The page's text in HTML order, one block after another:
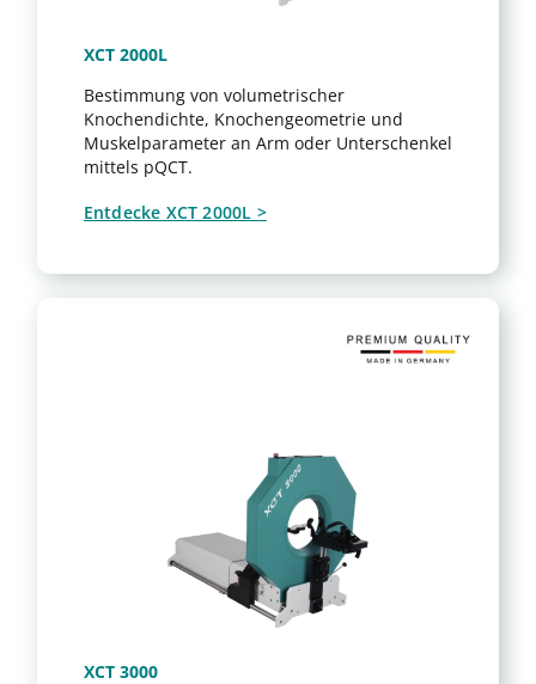
XCT 2000L
Bestimmung von volumetrischer
Knochendichte, Knochengeometrie und
Muskelparameter an Arm oder Unterschenkel
mittels pQCT.
Entdecke XCT 2000L >
XCT 3000